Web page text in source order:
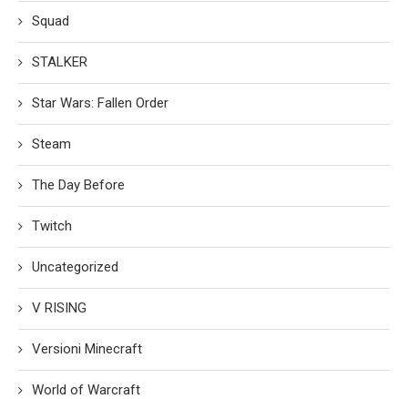
Squad
STALKER
Star Wars: Fallen Order
Steam
The Day Before
Twitch
Uncategorized
V RISING
Versioni Minecraft
World of Warcraft